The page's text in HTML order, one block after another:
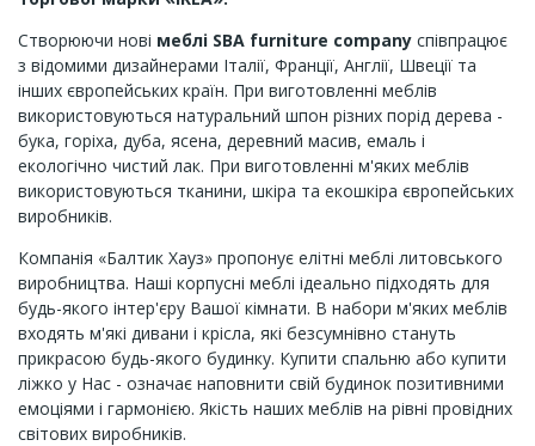
Створюючи нові меблі SВА furniture company співпрацює
з відомими дизайнерами Італії, Франції, Англії, Швеції та
інших європейських країн. При виготовленні меблів
використовуються натуральний шпон різних порід дерева -
бука, горіха, дуба, ясена, деревний масив, емаль і
екологічно чистий лак. При виготовленні м'яких меблів
використовуються тканини, шкіра та екошкіра європейських
виробників.
Компанія «Балтик Хауз» пропонує елітні меблі литовського
виробництва. Наші корпусні меблі ідеально підходять для
будь-якого інтер'єру Вашої кімнати. В набори м'яких меблів
входять м'які дивани і крісла, які безсумнівно стануть
прикрасою будь-якого будинку. Купити спальню або купити
ліжко у Нас - означає наповнити свій будинок позитивними
емоціями і гармонією. Якість наших меблів на рівні провідних
світових виробників.